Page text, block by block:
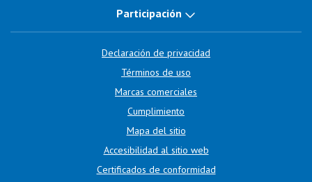
Participación
Declaración de privacidad
Términos de uso
Marcas comerciales
Cumplimiento
Mapa del sitio
Accesibilidad al sitio web
Certificados de conformidad